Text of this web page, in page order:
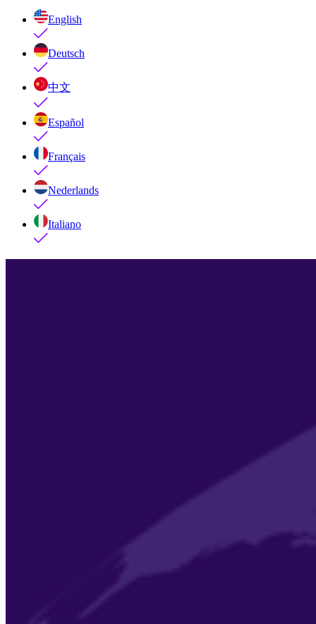
English
Deutsch
中文
Español
Français
Nederlands
Italiano